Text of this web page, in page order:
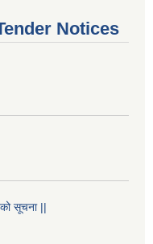
Notices
सूचना ||